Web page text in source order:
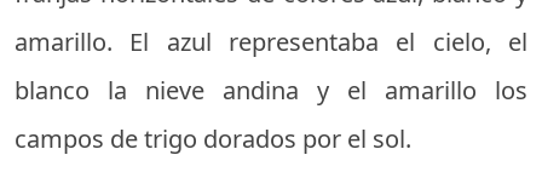
amarillo. El azul representaba el cielo, el
blanco la nieve andina y el amarillo los
campos de trigo dorados por el sol.